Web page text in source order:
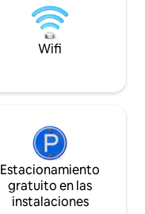
bienvenida a
esforzamos por
inclusivo y seguro
Wifi
Estacionamiento
gratuito en las
instalaciones